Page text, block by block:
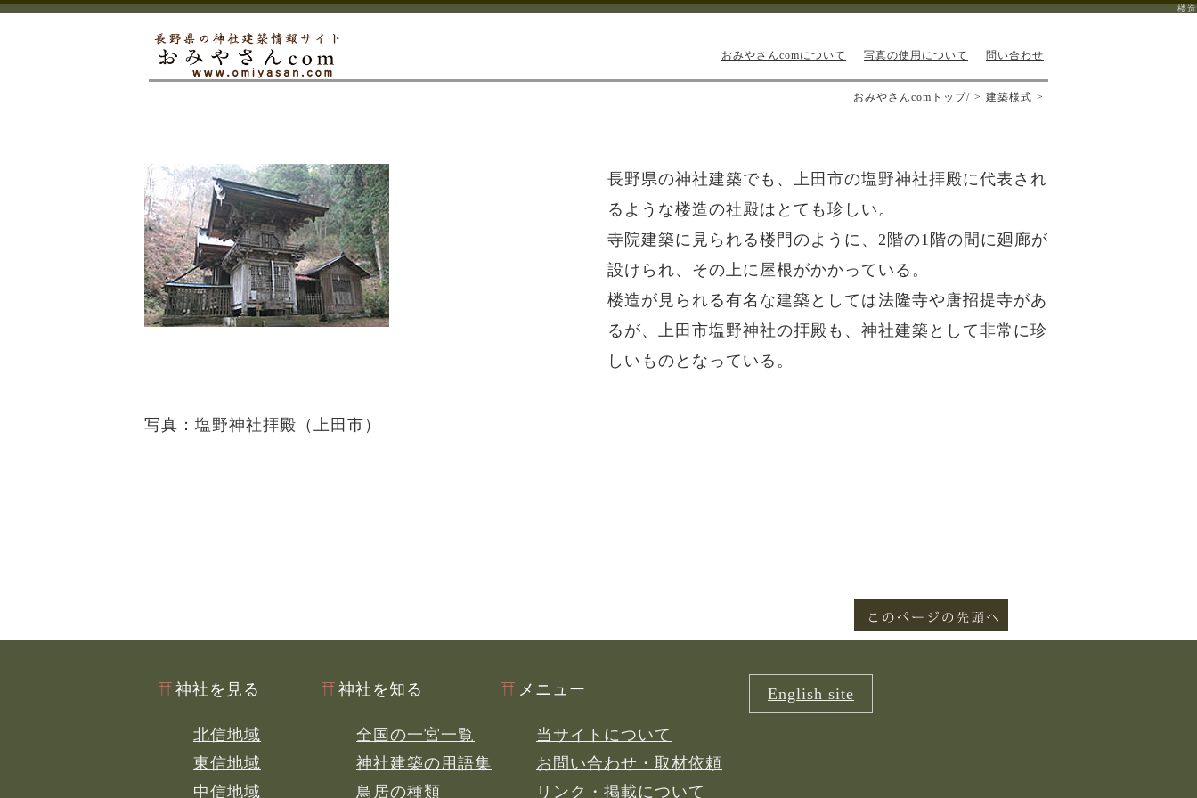
楼造
おみやさんcomについて 写真の使用について 問い合わせ
おみやさんcomトップ/ 建築様式
長野県の神社建築でも、上田市の塩野神社拝殿に代表され
るような楼造の社殿はとても珍しい。
寺院建築に見られる楼門のように、2階の1階の間に廻廊が
設けられ、その上に屋根がかかっている。
楼造が見られる有名な建築としては法隆寺や唐招提寺があ
るが、上田市塩野神社の拝殿も、神社建築として非常に珍
しいものとなっている。
写真：塩野神社拝殿（上田市）
神社を見る
北信地域
東信地域
中信地域
神社を知る
全国の一宮一覧
神社建築の用語集
鳥居の種類
メニュー
当サイトについて
お問い合わせ・取材依頼
リンク・掲載について
English site